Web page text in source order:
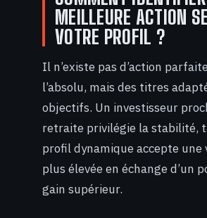
MEILLEURE ACTION
VOTRE PROFIL ?
Il n’existe pas d’action
l’absolu, mais des titres
objectifs. Un investisseur
retraite privilégie la stabilité,
profil dynamique accepte
plus élevée en échange d’un
gain supérieur.